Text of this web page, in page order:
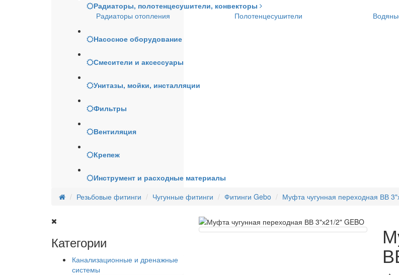
Радиаторы, полотенцесушители, конвекторы
Радиаторы отопления
Полотенцесушители
Насосное оборудование
Смесители и аксессуары
Унитазы, мойки, инсталляции
Фильтры
Вентиляция
Крепеж
Инструмент и расходные материалы
Резьбовые фитинги Чугунные фитинги Фитинги Gebo Муфта чугунная переходная ВВ
Категории
Канализационные и дренажные
системы